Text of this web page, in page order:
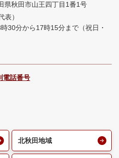
秋田市山王四丁目1番1号
表）
30分から17時15分まで （祝日・
電話番号
北秋田地域